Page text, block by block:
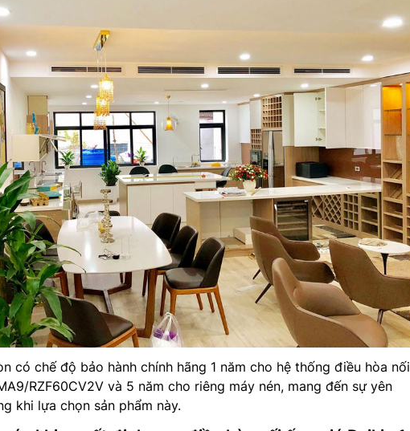
có chế độ bảo hành chính hãng 1 năm cho hệ thống điều hòa nối
RZF60CV2V và 5 năm cho riêng máy nén, mang đến sự yên
khi lựa chọn sản phẩm này.